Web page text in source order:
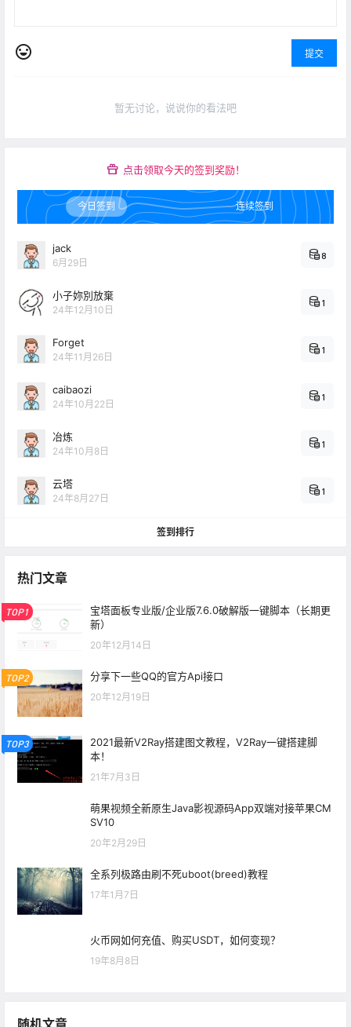
提交
暂无讨论，说说你的看法吧
点击领取今天的签到奖励！
今日签到 连续签到
jack
6月29日
8
小子妳別放棄
24年12月10日
1
Forget
24年11月26日
1
caibaozi
24年10月22日
1
冶炼
24年10月8日
1
云塔
24年8月27日
1
签到排行
热门文章
TOP1
宝塔面板专业版/企业版7.6.0破解版一键脚本（长期更
新）
20年12月14日
TOP2 分享下一些QQ的官方Api接口
20年12月19日
TOP3
2021最新V2Ray搭建图文教程，V2Ray一键搭建脚
本！
21年7月3日
萌果视频全新原生Java影视源码App双端对接苹果CM
SV10
20年2月29日
全系列极路由刷不死uboot(breed)教程
17年1月7日
火币网如何充值、购买USDT，如何变现？
19年8月8日
随机文章